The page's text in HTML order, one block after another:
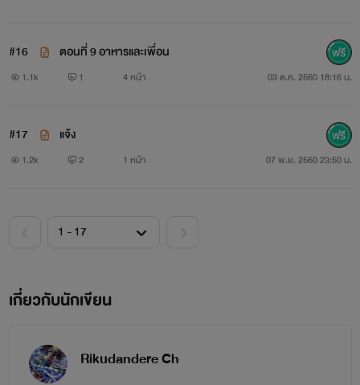
#16 ตอนที่ 9 อาหารและเพื่อน
1.1k 1 4 หน้า 03 ต.ค. 2560 18:16 น.
#17 แจ้ง
1.2k 2 1 หน้า 07 พ.ย. 2560 23:50 น.
เกี่ยวกับนักเขียน
Rikudandere Ch